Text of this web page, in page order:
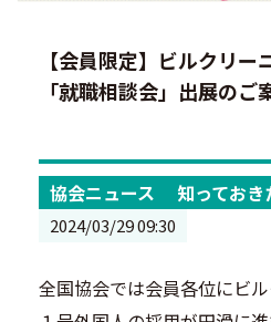
【会員限定】ビルクリ
「就職相談会」出展のご
協会ニュース 知ってお
2024/03/29 09:30
全国協会では会員各位にビ